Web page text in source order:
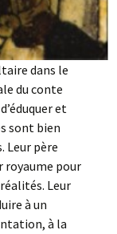
dans le
du conte
et
sont bien
Leur père
royaume pour
Leur
à un
à la